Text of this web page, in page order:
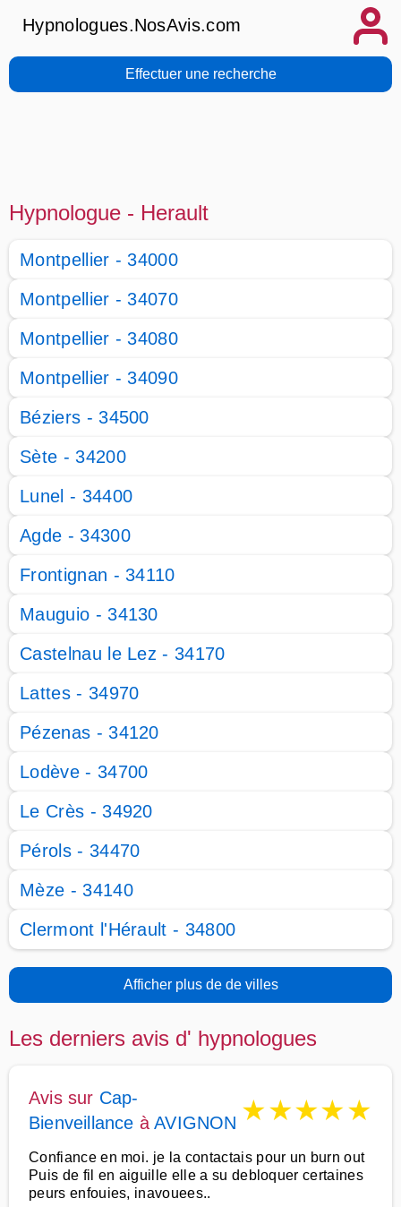
Hypnologues.NosAvis.com
Effectuer une recherche
Hypnologue - Herault
Montpellier - 34000
Montpellier - 34070
Montpellier - 34080
Montpellier - 34090
Béziers - 34500
Sète - 34200
Lunel - 34400
Agde - 34300
Frontignan - 34110
Mauguio - 34130
Castelnau le Lez - 34170
Lattes - 34970
Pézenas - 34120
Lodève - 34700
Le Crès - 34920
Pérols - 34470
Mèze - 34140
Clermont l'Hérault - 34800
Afficher plus de de villes
Les derniers avis d' hypnologues
Avis sur Cap-
Bienveillance àAVIGNON ★★★★★
Confiance en moi. je la contactais pour un burn out
Puis de fil en aiguille elle a su debloquer certaines
peurs enfouies, inavouees..